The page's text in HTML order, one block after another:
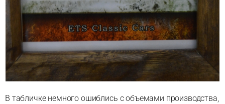
В табличке немного ошиблись с объемами производства,